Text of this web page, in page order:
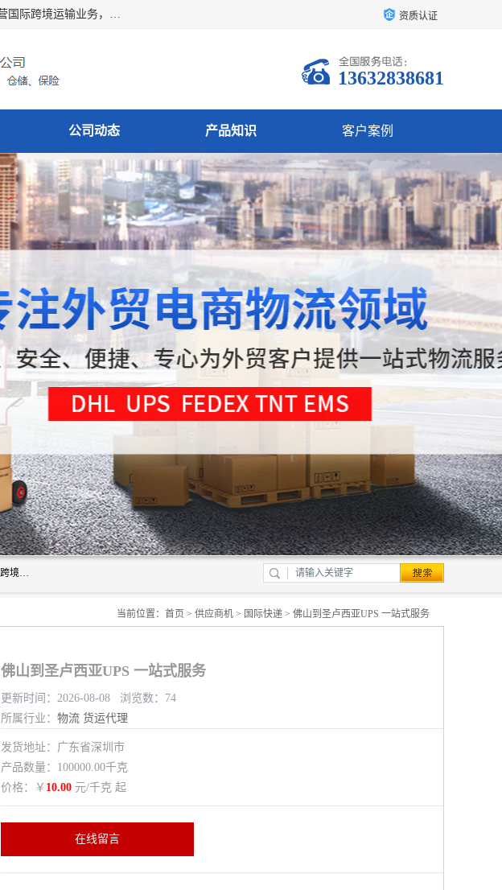
深圳市博冠国际物流有限公司是一家国际化物流公司，致力于打造国际成员之一的物流服务平台。公司主营国际跨境运输业务，提供国际快递、FBA空派专线、国际海空运、国际空运专线、中欧铁路运输等国际海空运、国际快递、国际铁路运输及跨境专线物流等各类进出口运输方面的业务。 资质认证
13632838681
公司动态 产品知识 客户案例
深圳市博冠国际物流有限公司是一家国际化物流公司，致力于打造国际成员之一的物流服务平台。公司主营国际跨境运输业务，提供国际快递、FBA空派专线、国际海空运、国际空运专线、中欧铁路运输等国际海空运、国际快递、国际铁路运输及跨境专线物流等各类进出口运输方面的业务。
当前位置： 首页 > 供应商机 > 国际快递 > 佛山到圣卢西亚UPS 一站式服务
佛山到圣卢西亚UPS 一站式服务
更新时间：2026-08-08 浏览数：74
所属行业： 物流 货运代理
发货地址：广东省深圳市
产品数量：100000.00千克
价格：￥ 10.00 元/千克 起
在线留言